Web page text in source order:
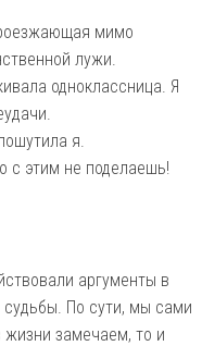
мимо
лужи.
одноклассница. Я
я.
с этим не поделаешь!
аргументы в
судьбы. По сути, мы сами
замечаем, то и